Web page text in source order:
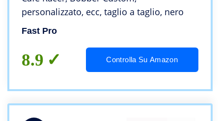
personalizzato, ecc, taglio a taglio, nero
Fast Pro
8.9 Controlla Su Amazon